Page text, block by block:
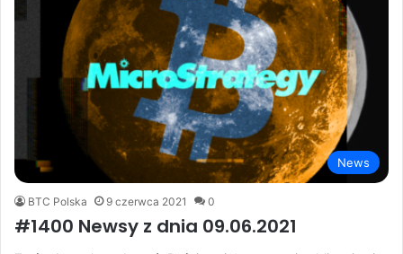
News
BTC Polska 9 czerwca 2021 0
#1400 Newsy z dnia 09.06.2021